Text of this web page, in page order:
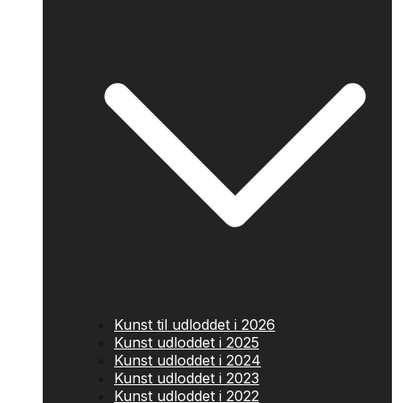
Kunst til udloddet i 2026
Kunst udloddet i 2025
Kunst udloddet i 2024
Kunst udloddet i 2023
Kunst udloddet i 2022